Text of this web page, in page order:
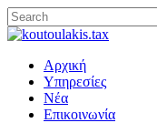
Αρχική
Υπηρεσίες
Νέα
Επικοινωνία